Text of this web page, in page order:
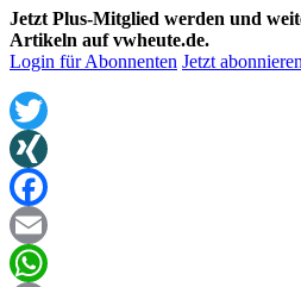
Jetzt Plus-Mitglied werden und
Artikeln auf vwheute.de.
Login für Abonnenten Jetzt
Twitter
XING
Facebook
Email